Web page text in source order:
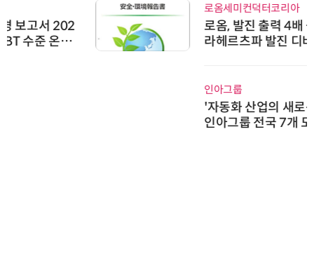
로옴, 발진 출력 4배 높인 2세대 테
라헤르츠파 발진 디바이스 개발